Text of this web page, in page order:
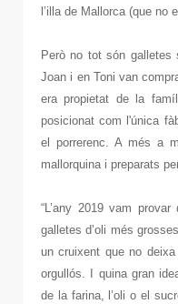
l’illa de Mallorca (que no
Però no tot són
Joan i en Toni van
era propietat de la
posicionat com l'única
el porrerenc. A més a
mallorquina i preparats
“L’any 2019 vam
galletes d’oli més
un cruixent que no
orgullós. I quina gran
de la farina, l’oli o el